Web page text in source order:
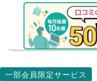
一部会員限定サービス